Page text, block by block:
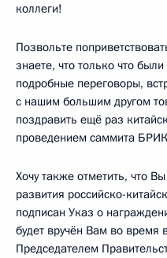
коллеги!
Позвольте
знаете, что только что
подробные переговоры,
с нашим большим другом
поздравить ещё раз
проведением саммита
Хочу также отметить, что
развития российско-
подписан Указ о
будет вручён Вам во время
Председателем